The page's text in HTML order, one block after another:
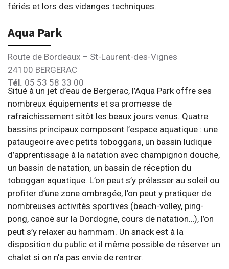
fériés et lors des vidanges techniques.
Aqua Park
Route de Bordeaux – St-Laurent-des-Vignes
24100 BERGERAC
Tél. 05 53 58 33 00
Situé à un jet d’eau de Bergerac, l’Aqua Park offre ses
nombreux équipements et sa promesse de
rafraîchissement sitôt les beaux jours venus. Quatre
bassins principaux composent l’espace aquatique : une
pataugeoire avec petits toboggans, un bassin ludique
d’apprentissage à la natation avec champignon douche,
un bassin de natation, un bassin de réception du
toboggan aquatique. L’on peut s’y prélasser au soleil ou
profiter d’une zone ombragée, l’on peut y pratiquer de
nombreuses activités sportives (beach-volley, ping-
pong, canoë sur la Dordogne, cours de natation…), l’on
peut s’y relaxer au hammam. Un snack est à la
disposition du public et il même possible de réserver un
chalet si on n’a pas envie de rentrer.